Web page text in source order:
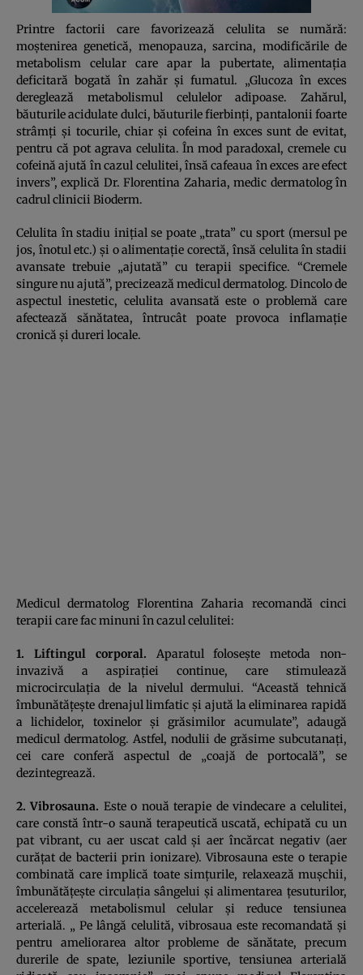
Printre factorii care favorizează celulita se numără:
moştenirea genetică, menopauza, sarcina, modificările de
metabolism celular care apar la pubertate, alimentaţia
deficitară bogată în zahăr şi fumatul. „Glucoza în exces
dereglează metabolismul celulelor adipoase. Zahărul,
băuturile acidulate dulci, băuturile fierbinţi, pantalonii foarte
strâmţi şi tocurile, chiar şi cofeina în exces sunt de evitat,
pentru că pot agrava celulita. În mod paradoxal, cremele cu
cofeină ajută în cazul celulitei, însă cafeaua în exces are efect
invers”, explică Dr. Florentina Zaharia, medic dermatolog în
cadrul clinicii Bioderm.
Celulita în stadiu iniţial se poate „trata” cu sport (mersul pe
jos, înotul etc.) şi o alimentaţie corectă, însă celulita în stadii
avansate trebuie „ajutată” cu terapii specifice. “Cremele
singure nu ajută”, precizează medicul dermatolog. Dincolo de
aspectul inestetic, celulita avansată este o problemă care
afectează sănătatea, întrucât poate provoca inflamaţie
cronică şi dureri locale.
Medicul dermatolog Florentina Zaharia recomandă cinci
terapii care fac minuni în cazul celulitei:
1. Liftingul corporal. Aparatul foloseşte metoda non-
invazivă a aspiraţiei continue, care stimulează
microcirculaţia de la nivelul dermului. “Această tehnică
îmbunătăţeşte drenajul limfatic şi ajută la eliminarea rapidă
a lichidelor, toxinelor şi grăsimilor acumulate”, adaugă
medicul dermatolog. Astfel, nodulii de grăsime subcutanaţi,
cei care conferă aspectul de „coajă de portocală”, se
dezintegrează.
2. Vibrosauna. Este o nouă terapie de vindecare a celulitei,
care constă într-o saună terapeutică uscată, echipată cu un
pat vibrant, cu aer uscat cald şi aer încărcat negativ (aer
curăţat de bacterii prin ionizare). Vibrosauna este o terapie
combinată care implică toate simţurile, relaxează muşchii,
îmbunătăţeşte circulaţia sângelui şi alimentarea ţesuturilor,
accelerează metabolismul celular şi reduce tensiunea
arterială. „ Pe lângă celulită, vibrosaua este recomandată şi
pentru ameliorarea altor probleme de sănătate, precum
durerile de spate, leziunile sportive, tensiunea arterială